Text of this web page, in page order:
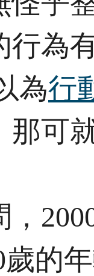
行為
為行
那可
，
歲的